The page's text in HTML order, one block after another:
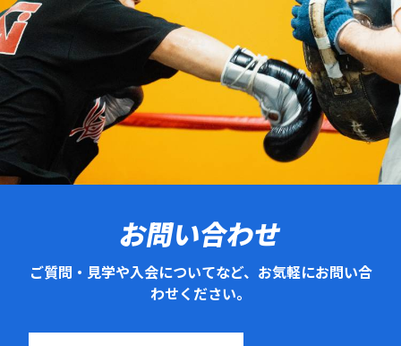
お問い合わせ
ご質問・見学や入会についてなど、お気軽にお問い合
わせください。